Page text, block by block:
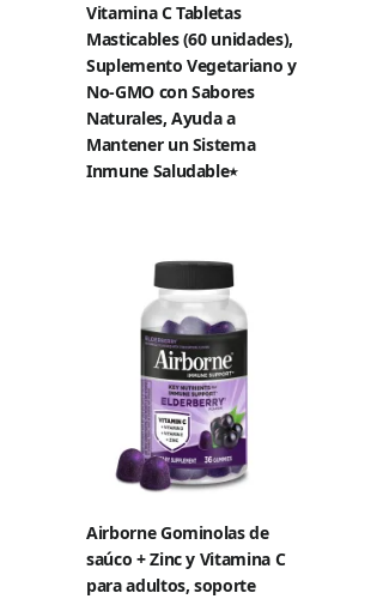
Vitamina C Tabletas
Masticables (60 unidades),
Suplemento Vegetariano y
No-GMO con Sabores
Naturales, Ayuda a
Mantener un Sistema
Inmune Saludable٭
Airborne Gominolas de
saúco + Zinc y Vitamina C
para adultos, soporte